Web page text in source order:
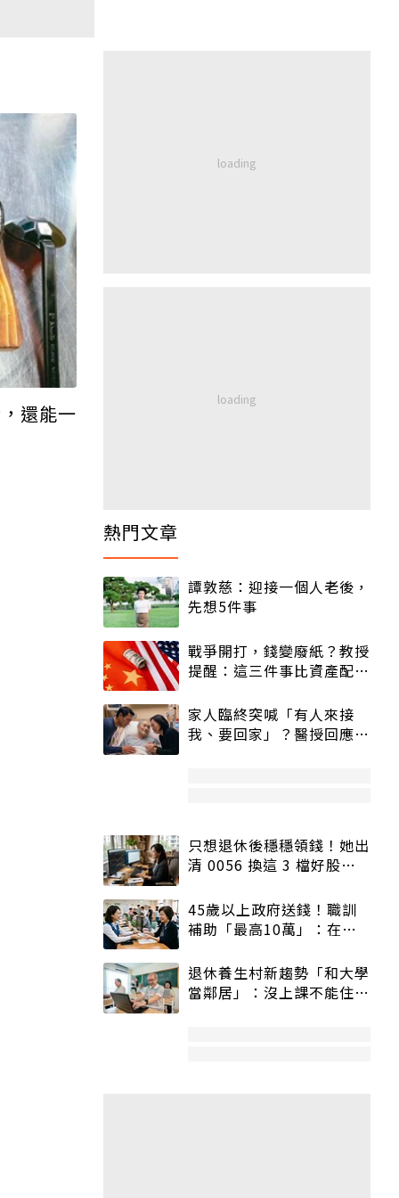
還能一
熱門文章
譚敦慈：迎接一個人老後，
先想5件事
戰爭開打，錢變廢紙？教授
提醒：這三件事比資產配置
家人臨終突喊「有人來接
我、要回家」？醫授回應方
只想退休後穩穩領錢！她出
清 0056 換這 3 檔好股：
45歲以上政府送錢！職訓
補助「最高10萬」：在
退休養生村新趨勢「和大學
當鄰居」：沒上課不能住、